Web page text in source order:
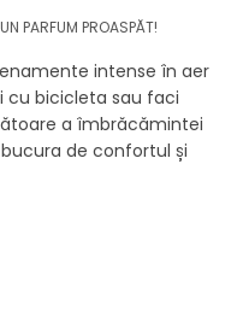
PARFUM PROASPĂT!
intense în aer
cu bicicleta sau faci
a îmbrăcămintei
de confortul și
sport, astfel încât
în timpul celor mai